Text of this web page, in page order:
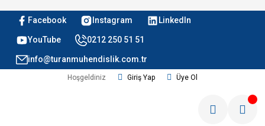
Facebook Instagram LinkedIn
YouTube 0212 250 51 51
info@turanmuhendislik.com.tr
Hoşgeldiniz Giriş Yap Üye Ol